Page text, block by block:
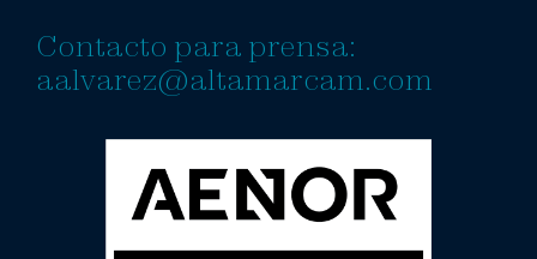
Contacto para prensa:
aalvarez@altamarcam.com